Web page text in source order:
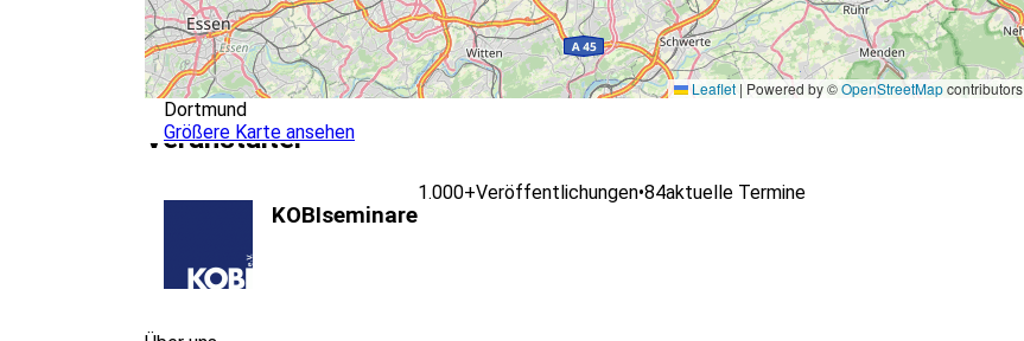
Leaflet | Powered by ©OpenStreetMapcontributors
Dortmund
Größere Karte ansehen
Veranstalter
KOBIseminare
1.000+Veröffentlichungen•84aktuelle Termine